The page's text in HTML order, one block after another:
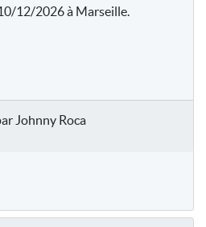
12/2026 à Marseille.
Johnny Roca